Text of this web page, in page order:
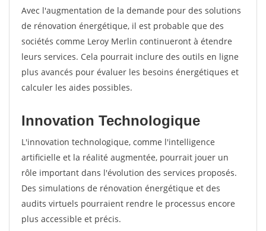
Avec l'augmentation de la demande pour des solutions
de rénovation énergétique, il est probable que des
sociétés comme Leroy Merlin continueront à étendre
leurs services. Cela pourrait inclure des outils en ligne
plus avancés pour évaluer les besoins énergétiques et
calculer les aides possibles.
Innovation Technologique
L'innovation technologique, comme l'intelligence
artificielle et la réalité augmentée, pourrait jouer un
rôle important dans l'évolution des services proposés.
Des simulations de rénovation énergétique et des
audits virtuels pourraient rendre le processus encore
plus accessible et précis.